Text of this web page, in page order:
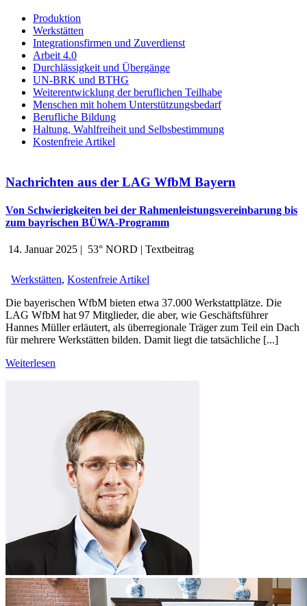
Produktion
Werkstätten
Integrationsfirmen und Zuverdienst
Arbeit 4.0
Durchlässigkeit und Übergänge
UN-BRK und BTHG
Weiterentwicklung der beruflichen Teilhabe
Menschen mit hohem Unterstützungsbedarf
Berufliche Bildung
Haltung, Wahlfreiheit und Selbsbestimmung
Kostenfreie Artikel
Nachrichten aus der LAG WfbM Bayern
Von Schwierigkeiten bei der Rahmenleistungsvereinbarung bis
zum bayrischen BÜWA-Programm
14. Januar 2025 | 53° NORD | Textbeitrag
Werkstätten, Kostenfreie Artikel
Die bayerischen WfbM bieten etwa 37.000 Werkstattplätze. Die
LAG WfbM hat 97 Mitglieder, die aber, wie Geschäftsführer
Hannes Müller erläutert, als überregionale Träger zum Teil ein Dach
für mehrere Werkstätten bilden. Damit liegt die tatsächliche [...]
Weiterlesen